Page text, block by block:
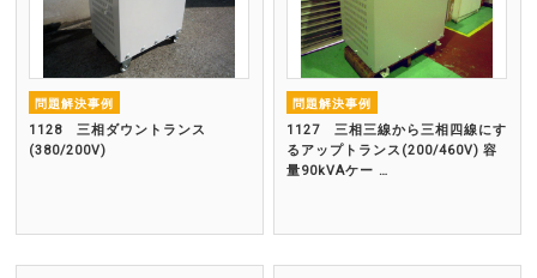
問題解決事例
1128 三相ダウントランス
(380/200V)
問題解決事例
1127 三相三線から三相四線にす
るアップトランス(200/460V) 容
量90kVAケー …